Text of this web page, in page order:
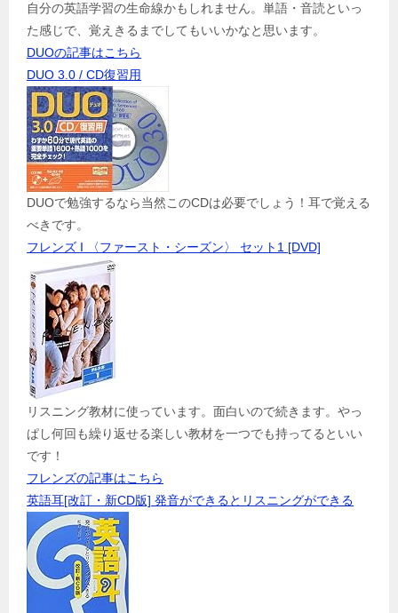
自分の英語学習の生命線かもしれません。単語・音読といっ
た感じで、覚えきるまでしてもいいかなと思います。
DUOの記事はこちら
DUO 3.0 / CD復習用
DUOで勉強するなら当然このCDは必要でしょう！耳で覚える
べきです。
フレンズ I 〈ファースト・シーズン〉 セット1 [DVD]
リスニング教材に使っています。面白いので続きます。やっ
ぱし何回も繰り返せる楽しい教材を一つでも持ってるといい
です！
フレンズの記事はこちら
英語耳[改訂・新CD版] 発音ができるとリスニングができる